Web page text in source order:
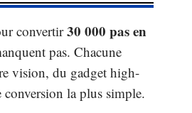
convertir30 000 pas en
pas. Chacune
vision, du gadget high-
conversion la plus simple.